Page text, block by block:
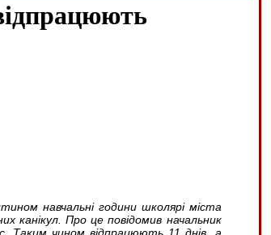
навчальні години школярі міста
канікул. Про це повідомив начальник